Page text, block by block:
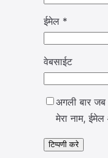
ईमेल *
वेबसाईट
अगली बार
मेरा नाम,